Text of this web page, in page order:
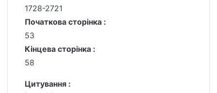
1728-2721
Початкова сторінка :
53
Кінцева сторінка :
58
Цитування :